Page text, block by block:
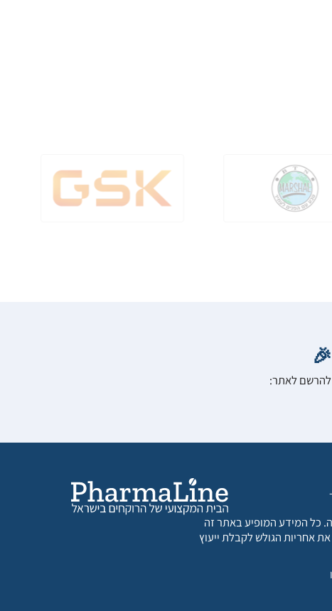
להרשם לאתר:
כל המידע המופיע באתר זה
את אחריות הגולש לקבלת ייעוץ